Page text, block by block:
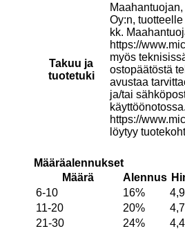
Takuu ja
tuotetuki
Oy:n,
kk.
https://
myös
ostopäätöstä
avustaa
ja/tai
https://
löytyy
Määräalennukset
Määrä
Alennus
6-10
16%
11-20
20%
21-30
24%